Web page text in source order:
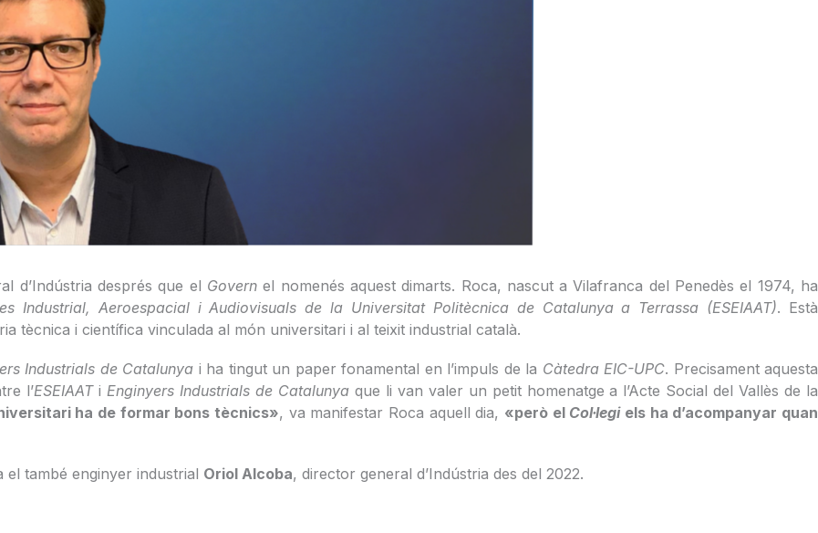
d’Indústria després que el Govern el nomenés aquest dimarts. Roca, nascut a Vilafranca del Penedès el 1974, ha
Industrial, Aeroespacial i Audiovisuals de la Universitat Politècnica de Catalunya a Terrassa (ESEIAAT). Està
tècnica i científica vinculada al món universitari i al teixit industrial català.
Industrials de Catalunya i ha tingut un paper fonamental en l’impuls de la Càtedra EIC-UPC. Precisament aquesta
l’ESEIAATiEnginyers Industrials de Catalunyaque li van valer un petit homenatge a l’Acte Social del Vallès de la
ha de formar bons tècnics», va manifestar Roca aquell dia, «però el Col·legiels ha d’acompanyar quan
el també enginyer industrial Oriol Alcoba, director general d’Indústria des del 2022.